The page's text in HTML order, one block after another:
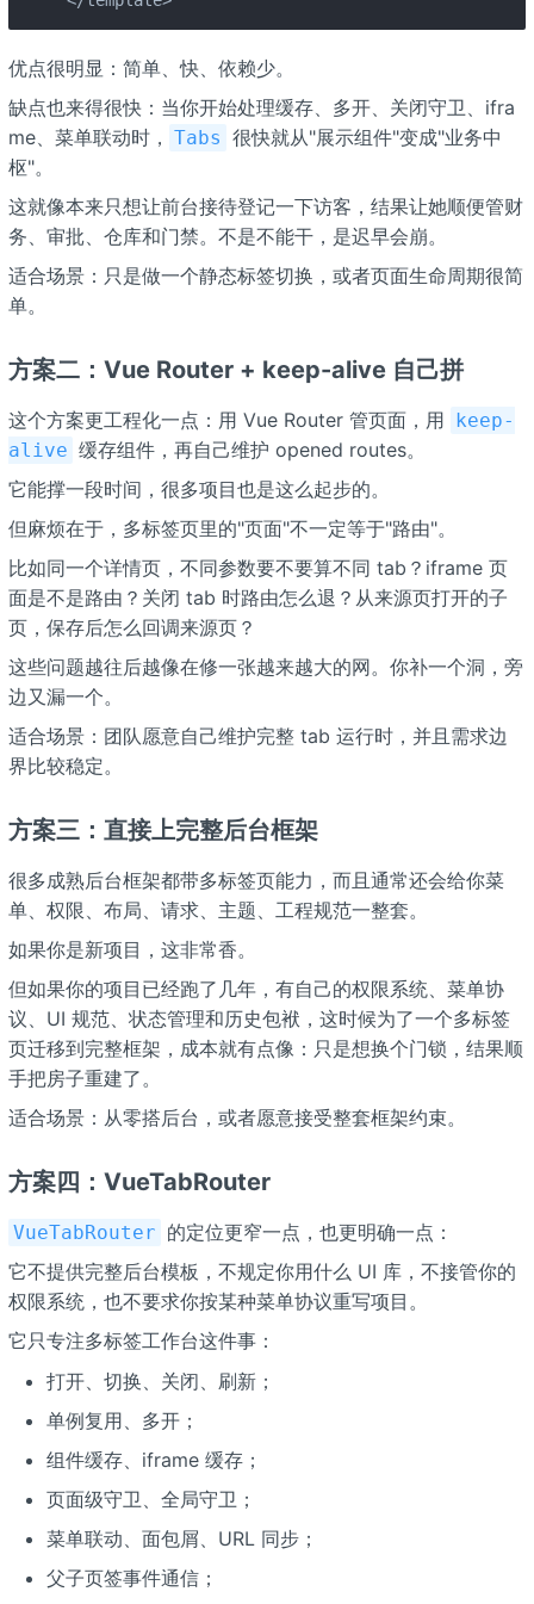
优点很明显：简单、快、依赖少。
缺点也来得很快：当你开始处理缓存、多开、关闭守卫、ifra
me、菜单联动时， Tabs 很快就从"展示组件"变成"业务中
枢"。
这就像本来只想让前台接待登记一下访客，结果让她顺便管财
务、审批、仓库和门禁。不是不能干，是迟早会崩。
适合场景：只是做一个静态标签切换，或者页面生命周期很简
单。
方案二：Vue Router + keep-alive 自己拼
这个方案更工程化一点：用 Vue Router 管页面，用 keep-
alive 缓存组件，再自己维护 opened routes。
它能撑一段时间，很多项目也是这么起步的。
但麻烦在于，多标签页里的"页面"不一定等于"路由"。
比如同一个详情页，不同参数要不要算不同 tab？iframe 页
面是不是路由？关闭 tab 时路由怎么退？从来源页打开的子
页，保存后怎么回调来源页？
这些问题越往后越像在修一张越来越大的网。你补一个洞，旁
边又漏一个。
适合场景：团队愿意自己维护完整 tab 运行时，并且需求边
界比较稳定。
方案三：直接上完整后台框架
很多成熟后台框架都带多标签页能力，而且通常还会给你菜
单、权限、布局、请求、主题、工程规范一整套。
如果你是新项目，这非常香。
但如果你的项目已经跑了几年，有自己的权限系统、菜单协
议、UI 规范、状态管理和历史包袱，这时候为了一个多标签
页迁移到完整框架，成本就有点像：只是想换个门锁，结果顺
手把房子重建了。
适合场景：从零搭后台，或者愿意接受整套框架约束。
方案四：VueTabRouter
VueTabRouter 的定位更窄一点，也更明确一点：
它不提供完整后台模板，不规定你用什么 UI 库，不接管你的
权限系统，也不要求你按某种菜单协议重写项目。
它只专注多标签工作台这件事：
打开、切换、关闭、刷新；
单例复用、多开；
组件缓存、iframe 缓存；
页面级守卫、全局守卫；
菜单联动、面包屑、URL 同步；
父子页签事件通信；